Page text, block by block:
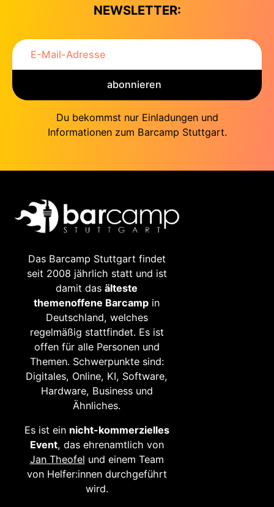
NEWSLETTER:
abonnieren
Du bekommst nur Einladungen und
Informationen zum Barcamp Stuttgart.
Das Barcamp Stuttgart findet
seit 2008 jährlich statt und ist
damit das älteste
themenoffene Barcamp in
Deutschland, welches
regelmäßig stattfindet. Es ist
offen für alle Personen und
Themen. Schwerpunkte sind:
Digitales, Online, KI, Software,
Hardware, Business und
Ähnliches.
Es ist ein nicht-kommerzielles
Event, das ehrenamtlich von
Jan Theofel und einem Team
von Helfer:innen durchgeführt
wird.